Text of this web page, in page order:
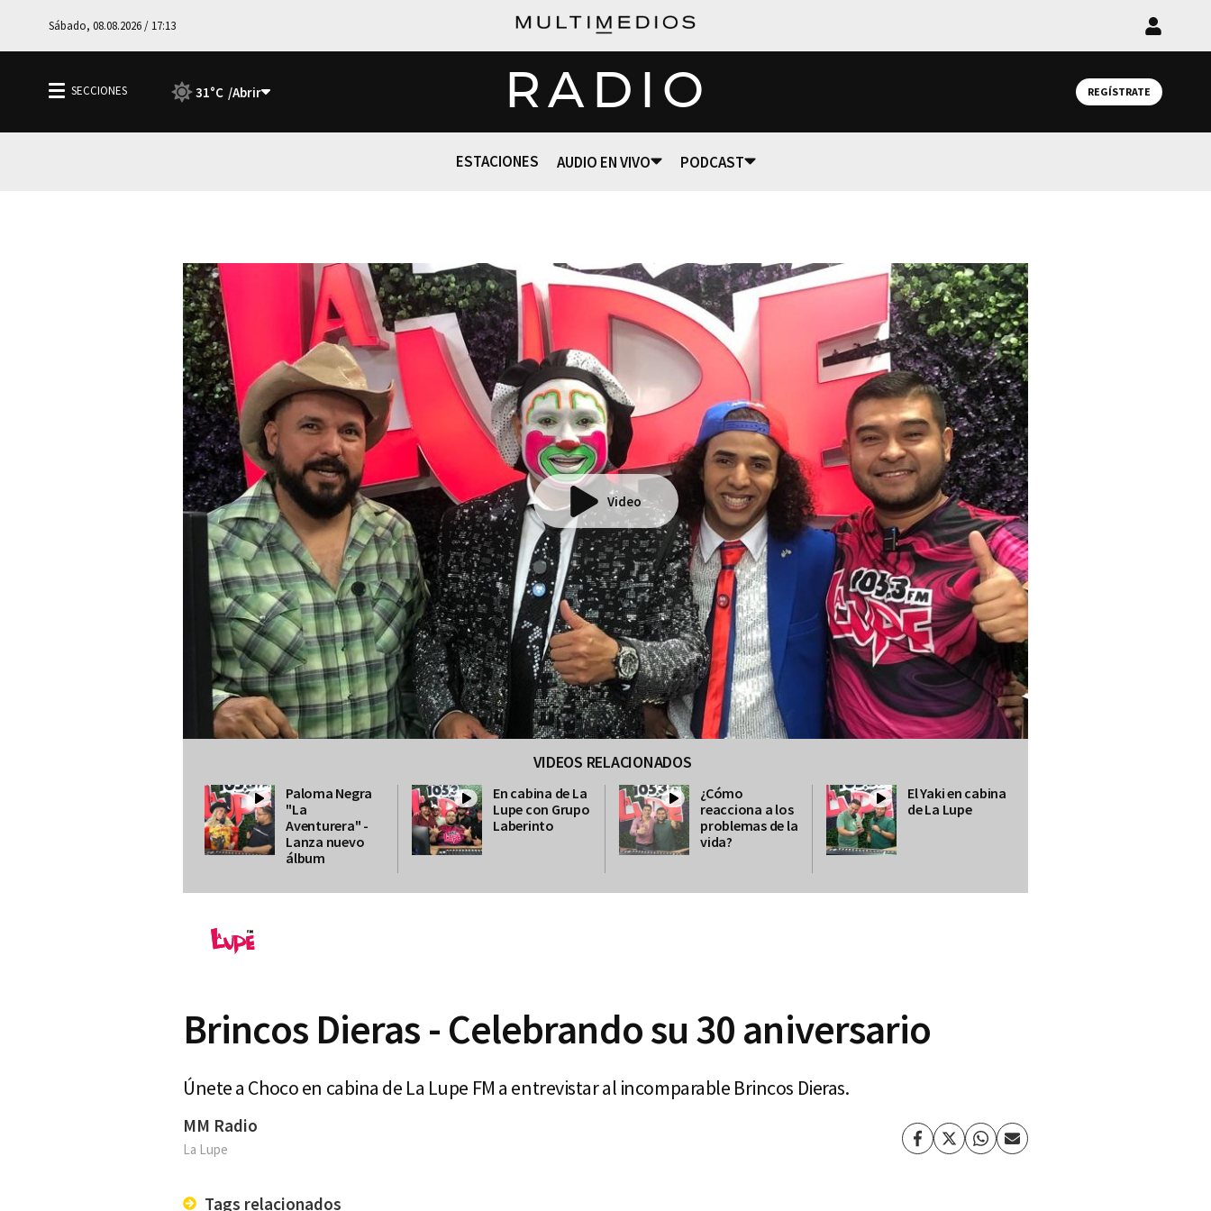
Sábado, 08.08.2026 / 17:13
Iniciar
31°C RADIO REGÍSTRATE
ESTACIONES AUDIO EN VIVO PODCAST
Video
VIDEOS RELACIONADOS
Paloma Negra
"La
Aventurera" -
Lanza nuevo
álbum
En cabina de La
Lupe con Grupo
Laberinto
¿Cómo
reacciona a los
problemas de la
vida?
El Yaki en cabina
de La Lupe
Brincos Dieras - Celebrando su 30 aniversario
Únete a Choco en cabina de La Lupe FM a entrevistar al incomparable Brincos Dieras.
MM Radio
La Lupe Facebook
TwitterWhatsapp
Enviar
Tags relacionados